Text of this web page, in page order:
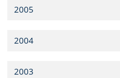
2005
2004
2003